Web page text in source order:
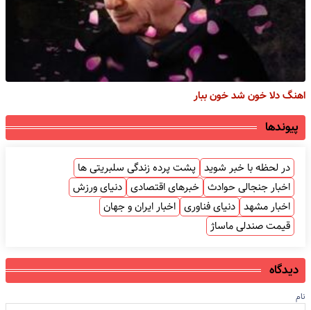
اهنگ دلا خون شد خون ببار
پیوندها
در لحظه با خبر شوید پشت پرده زندگی سلبریتی ها
اخبار جنجالی حوادث خبرهای اقتصادی دنیای ورزش
اخبار مشهد دنیای فناوری اخبار ایران و جهان
قیمت صندلی ماساژ
دیدگاه
نام